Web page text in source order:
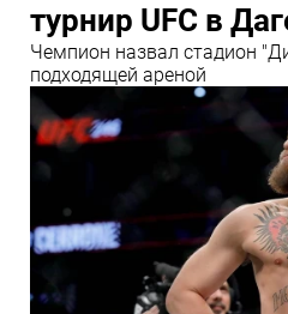
турнир UFC в
Чемпион назвал стадион
подходящей ареной